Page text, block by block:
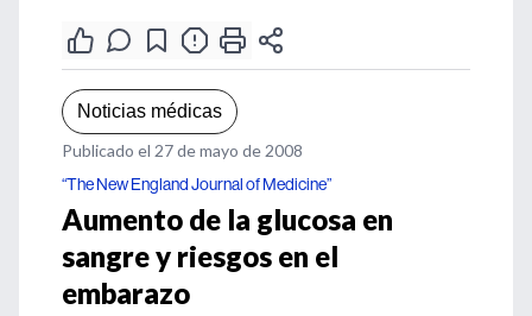
Noticias médicas
Publicado el 27 de mayo de 2008
“The New England Journal of Medicine”
Aumento de la glucosa en
sangre y riesgos en el
embarazo